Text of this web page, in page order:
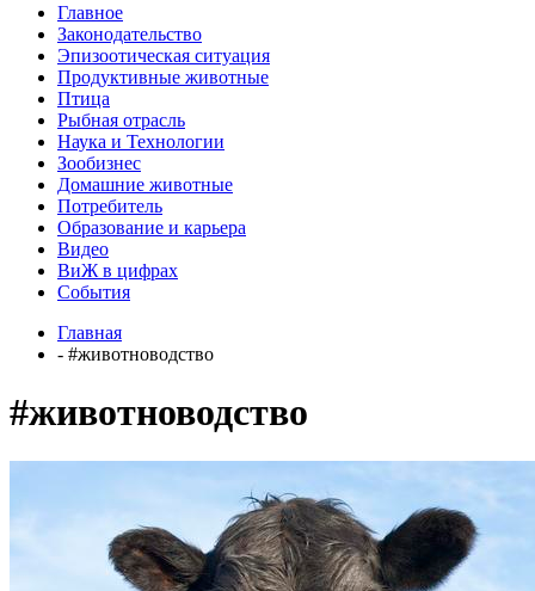
Главное
Законодательство
Эпизоотическая ситуация
Продуктивные животные
Птица
Рыбная отрасль
Наука и Технологии
Зообизнес
Домашние животные
Потребитель
Образование и карьера
Видео
ВиЖ в цифрах
События
Главная
- #животноводство
#животноводство